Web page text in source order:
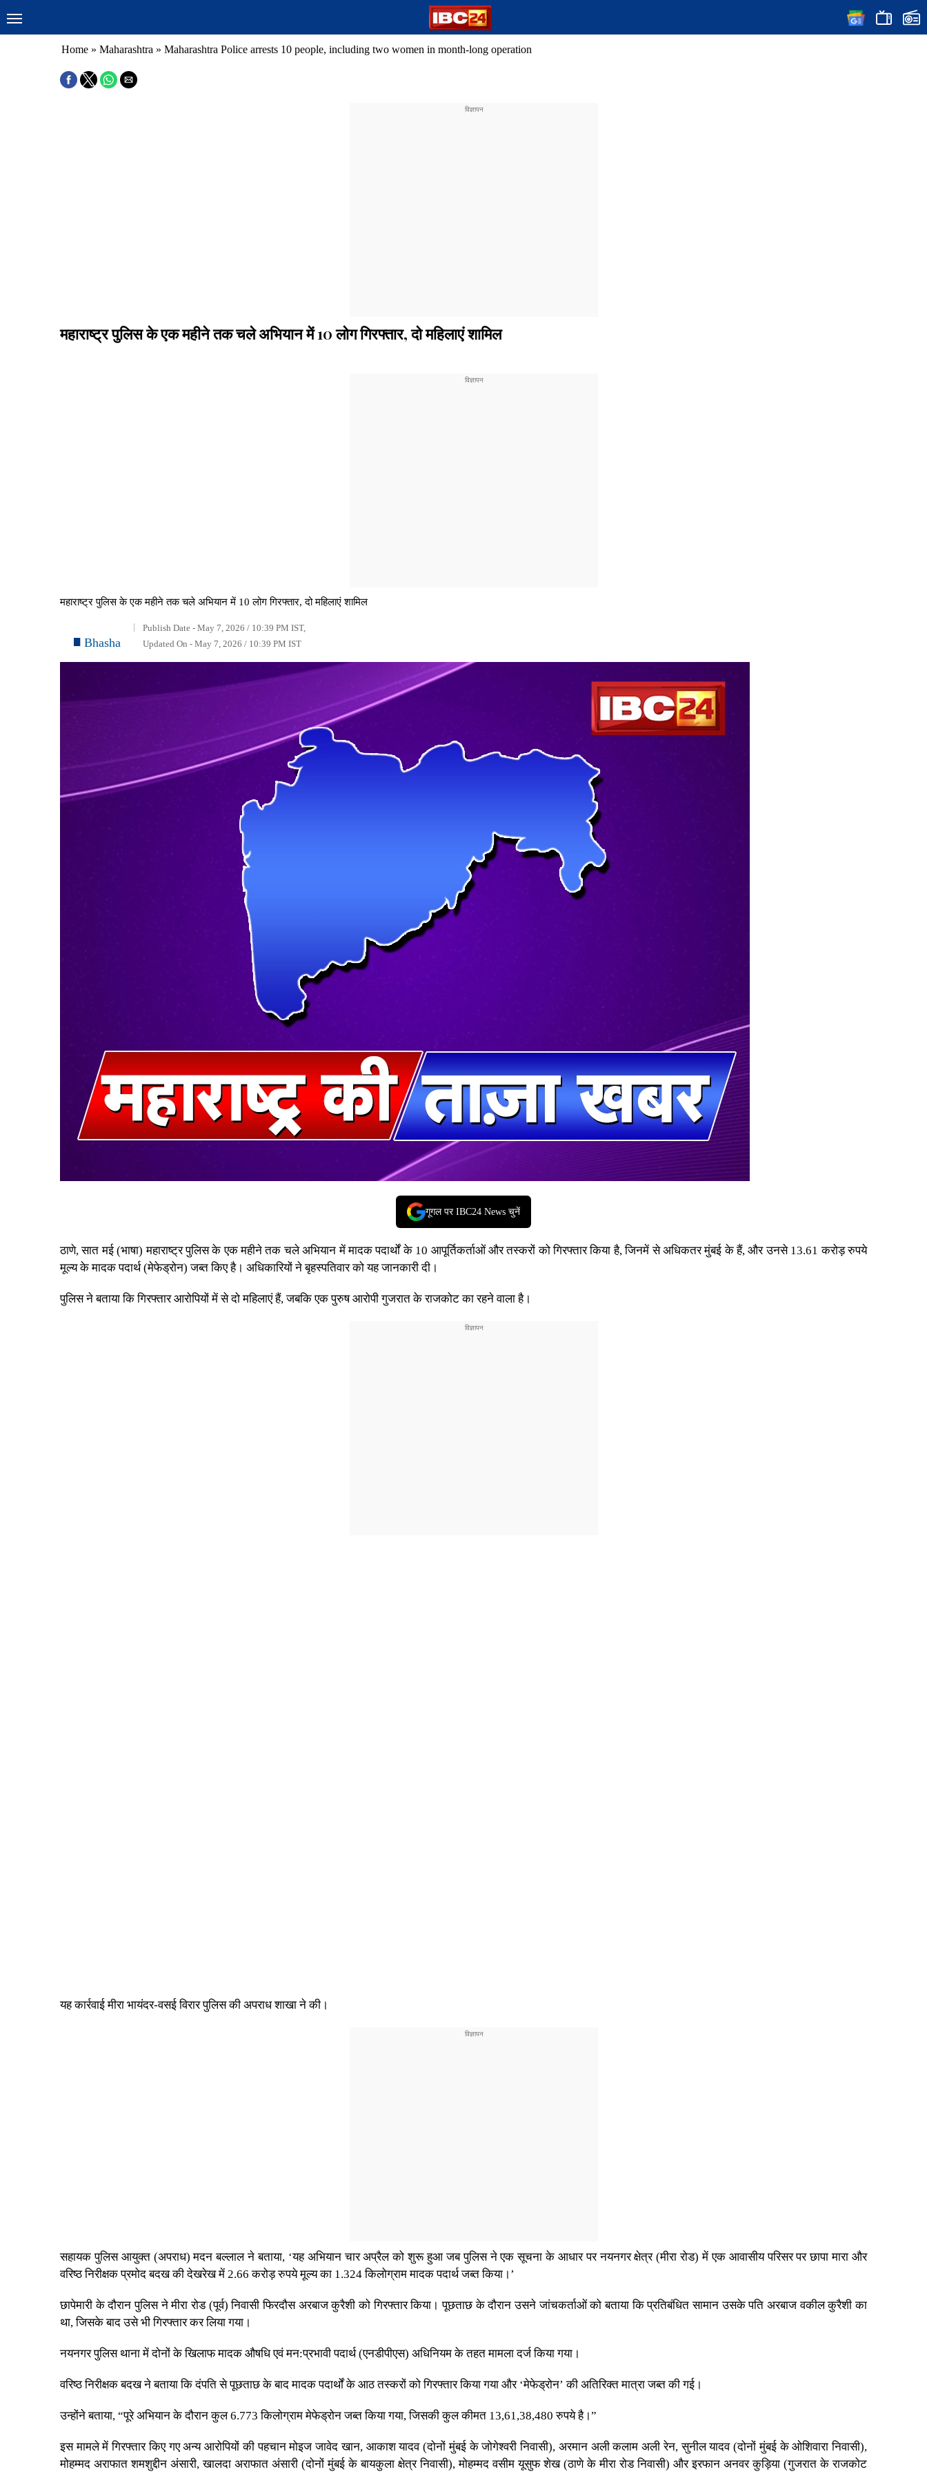
Home » Maharashtra » Maharashtra Police arrests 10 people, including two women in month-long operation
महाराष्ट्र पुलिस के एक महीने तक चले अभियान में 10 लोग गिरफ्तार, दो महिलाएं शामिल
महाराष्ट्र पुलिस के एक महीने तक चले अभियान में 10 लोग गिरफ्तार, दो महिलाएं शामिल
Bhasha
Publish Date - May 7, 2026 / 10:39 PM IST,
Updated On - May 7, 2026 / 10:39 PM IST
गूगल पर IBC24 News चुनें
ठाणे, सात मई (भाषा) महाराष्ट्र पुलिस के एक महीने तक चले अभियान में मादक पदार्थों के 10 आपूर्तिकर्ताओं और तस्करों को गिरफ्तार किया है, जिनमें से अधिकतर मुंबई के हैं, और उनसे 13.61 करोड़ रुपये
मूल्य के मादक पदार्थ (मेफेड्रोन) जब्त किए है। अधिकारियों ने बृहस्पतिवार को यह जानकारी दी।
पुलिस ने बताया कि गिरफ्तार आरोपियों में से दो महिलाएं हैं, जबकि एक पुरुष आरोपी गुजरात के राजकोट का रहने वाला है।
यह कार्रवाई मीरा भायंदर-वसई विरार पुलिस की अपराध शाखा ने की।
सहायक पुलिस आयुक्त (अपराध) मदन बल्लाल ने बताया, ‘यह अभियान चार अप्रैल को शुरू हुआ जब पुलिस ने एक सूचना के आधार पर नयनगर क्षेत्र (मीरा रोड) में एक आवासीय परिसर पर छापा मारा और
वरिष्ठ निरीक्षक प्रमोद बदख की देखरेख में 2.66 करोड़ रुपये मूल्य का 1.324 किलोग्राम मादक पदार्थ जब्त किया।’
छापेमारी के दौरान पुलिस ने मीरा रोड (पूर्व) निवासी फिरदौस अरबाज कुरैशी को गिरफ्तार किया। पूछताछ के दौरान उसने जांचकर्ताओं को बताया कि प्रतिबंधित सामान उसके पति अरबाज वकील कुरैशी का
था, जिसके बाद उसे भी गिरफ्तार कर लिया गया।
नयनगर पुलिस थाना में दोनों के खिलाफ मादक औषधि एवं मन:प्रभावी पदार्थ (एनडीपीएस) अधिनियम के तहत मामला दर्ज किया गया।
वरिष्ठ निरीक्षक बदख ने बताया कि दंपति से पूछताछ के बाद मादक पदार्थों के आठ तस्करों को गिरफ्तार किया गया और ‘मेफेड्रोन’ की अतिरिक्त मात्रा जब्त की गई।
उन्होंने बताया, “पूरे अभियान के दौरान कुल 6.773 किलोग्राम मेफेड्रोन जब्त किया गया, जिसकी कुल कीमत 13,61,38,480 रुपये है।”
इस मामले में गिरफ्तार किए गए अन्य आरोपियों की पहचान मोइज जावेद खान, आकाश यादव (दोनों मुंबई के जोगेश्वरी निवासी), अरमान अली कलाम अली रेन, सुनील यादव (दोनों मुंबई के ओशिवारा निवासी),
मोहम्मद अराफात शमशुद्दीन अंसारी, खालदा अराफात अंसारी (दोनों मुंबई के बायकुला क्षेत्र निवासी), मोहम्मद वसीम यूसुफ शेख (ठाणे के मीरा रोड निवासी) और इरफान अनवर कुड़िया (गुजरात के राजकोट